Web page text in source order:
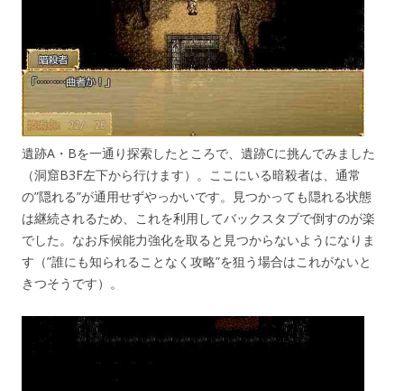
遺跡A・Bを一通り探索したところで、遺跡Cに挑んでみました
（洞窟B3F左下から行けます）。ここにいる暗殺者は、通常
の”隠れる”が通用せずやっかいです。見つかっても隠れる状態
は継続されるため、これを利用してバックスタブで倒すのが楽
でした。なお斥候能力強化を取ると見つからないようになりま
す（”誰にも知られることなく攻略”を狙う場合はこれがないと
きつそうです）。